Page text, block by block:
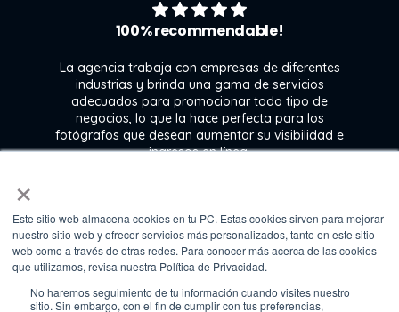
×
Este sitio web almacena cookies en tu PC. Estas cookies sirven para mejorar
nuestro sitio web y ofrecer servicios más personalizados, tanto en este sitio
web como a través de otras redes. Para conocer más acerca de las cookies
que utilizamos, revisa nuestra Política de Privacidad.
No haremos seguimiento de tu información cuando visites nuestro
sitio. Sin embargo, con el fin de cumplir con tus preferencias,
100% recommendable!
La agencia trabaja con empresas de diferentes
industrias y brinda una gama de servicios
adecuados para promocionar todo tipo de
negocios, lo que la hace perfecta para los
fotógrafos que desean aumentar su visibilidad e
ingresos en línea.
Kate Gross
Marketing & graphic design assistant at
Fixthephoto